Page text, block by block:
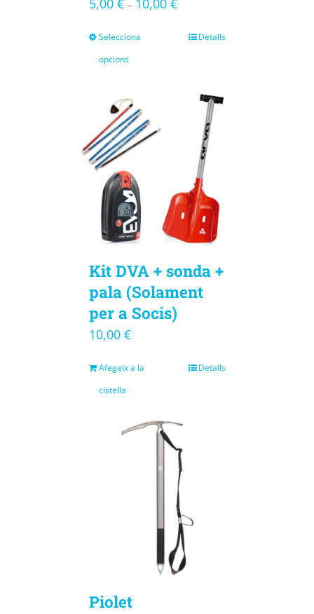
5,00 €– 10,00 €
Selecciona
opcions
Detalls
Kit DVA + sonda +
pala (Solament
per a Socis)
10,00 €
Afegeix a la
cistella
Detalls
Piolet